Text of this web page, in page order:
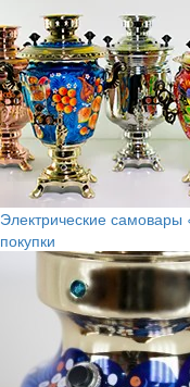
Электрические
покупки